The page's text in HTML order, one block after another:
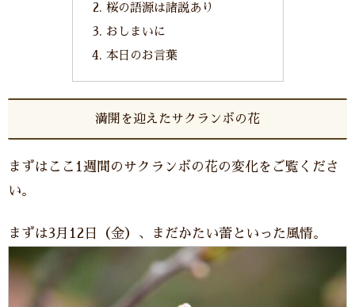
桜の語源は諸説あり
おしまいに
本日のお言葉
満開を迎えたサクランボの花
まずはここ1週間のサクランボの花の変化をご覧くださ
い。
まずは3月12日（金）、まだかたい蕾といった風情。